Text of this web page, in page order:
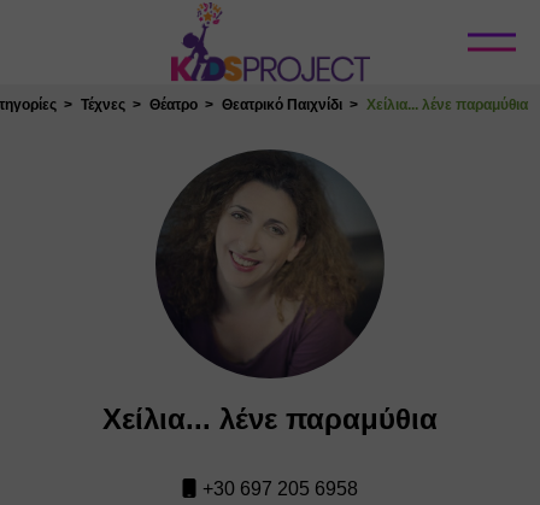
Κλείσιμο
Τέχνες Θέατρο Θεατρικό Παιχνίδι Χείλια... λένε παραμύθια
Χείλια... λένε παραμύθια
+30 697 205 6958